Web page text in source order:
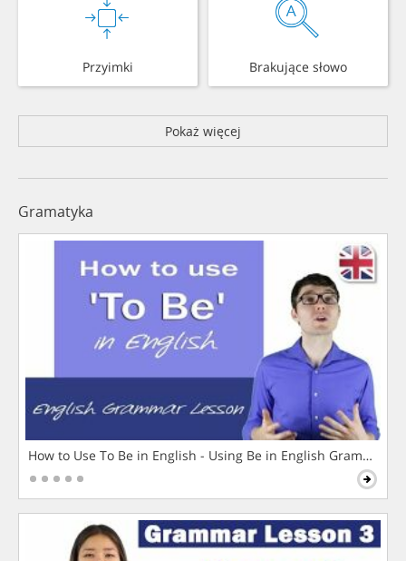
Przyimki Brakujące słowo
Pokaż więcej
Gramatyka
How to Use To Be in English - Using Be in English Grammar